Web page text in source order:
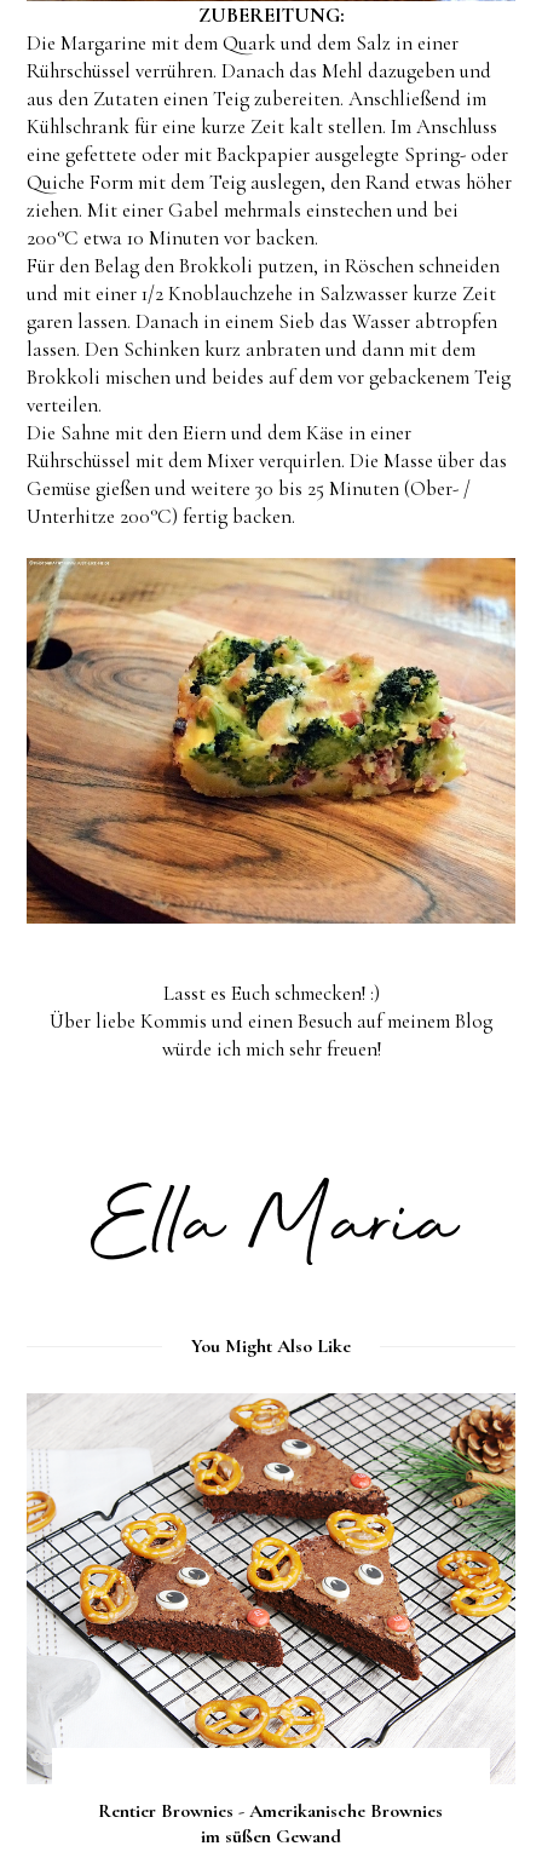
ZUBEREITUNG:
Die Margarine mit dem Quark und dem Salz in einer
Rührschüssel verrühren. Danach das Mehl dazugeben und
aus den Zutaten einen Teig zubereiten. Anschließend im
Kühlschrank für eine kurze Zeit kalt stellen. Im Anschluss
eine gefettete oder mit Backpapier ausgelegte Spring- oder
Quiche Form mit dem Teig auslegen, den Rand etwas höher
ziehen. Mit einer Gabel mehrmals einstechen und bei
200°C etwa 10 Minuten vor backen.
Für den Belag den Brokkoli putzen, in Röschen schneiden
und mit einer 1/2 Knoblauchzehe in Salzwasser kurze Zeit
garen lassen. Danach in einem Sieb das Wasser abtropfen
lassen. Den Schinken kurz anbraten und dann mit dem
Brokkoli mischen und beides auf dem vor gebackenem Teig
verteilen.
Die Sahne mit den Eiern und dem Käse in einer
Rührschüssel mit dem Mixer verquirlen. Die Masse über das
Gemüse gießen und weitere 30 bis 25 Minuten (Ober- /
Unterhitze 200°C) fertig backen.
Lasst es Euch schmecken! :)
Über liebe Kommis und einen Besuch auf meinem Blog
würde ich mich sehr freuen!
You Might Also Like
Rentier Brownies - Amerikanische Brownies
im süßen Gewand